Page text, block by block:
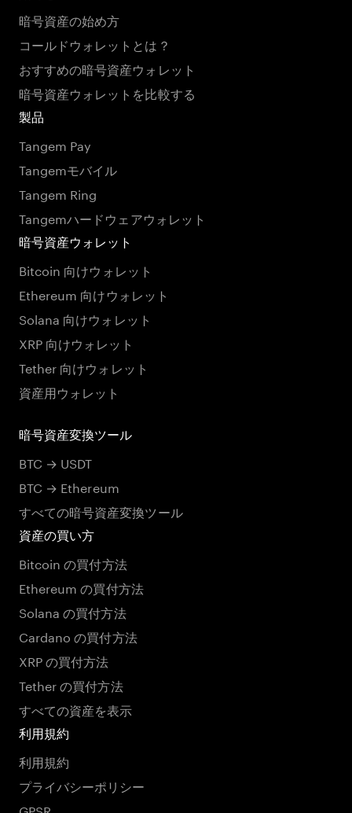
暗号資産の始め方
コールドウォレットとは？
おすすめの暗号資産ウォレット
暗号資産ウォレットを比較する
製品
Tangem Pay
Tangemモバイル
Tangem Ring
Tangemハードウェアウォレット
暗号資産ウォレット
Bitcoin 向けウォレット
Ethereum 向けウォレット
Solana 向けウォレット
XRP 向けウォレット
Tether 向けウォレット
資産用ウォレット
暗号資産変換ツール
BTC → USDT
BTC → Ethereum
すべての暗号資産変換ツール
資産の買い方
Bitcoin の買付方法
Ethereum の買付方法
Solana の買付方法
Cardano の買付方法
XRP の買付方法
Tether の買付方法
すべての資産を表示
利用規約
利用規約
プライバシーポリシー